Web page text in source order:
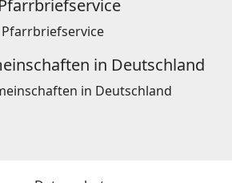
Pfarrbriefservice
in Deutschland